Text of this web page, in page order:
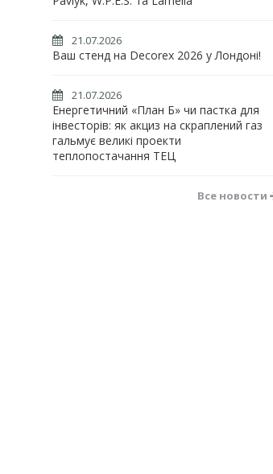
21.07.2026
Ваш стенд на Decorex 2026 у Лондоні!
21.07.2026
Енергетичний «План Б» чи пастка для
інвесторів: як акциз на скраплений газ
гальмує великі проекти
теплопостачання ТЕЦ
Все новости